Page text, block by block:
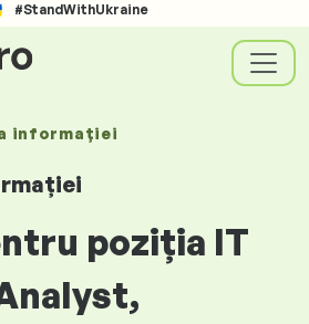
#StandWithUkraine
informației
poziția IT